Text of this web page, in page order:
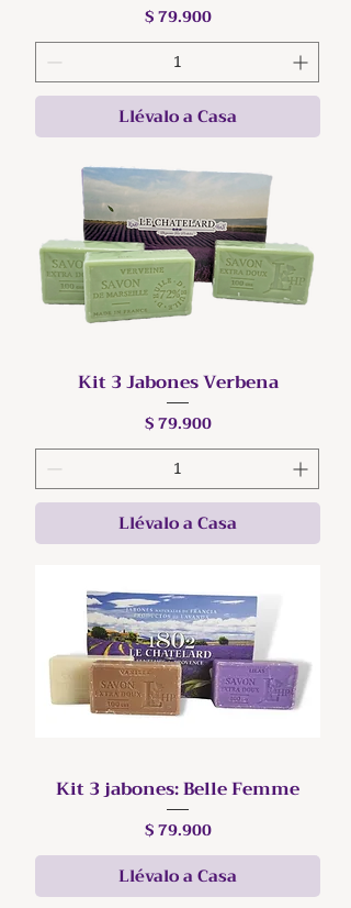
Precio
$ 79.900
Llévalo a Casa
Kit 3 Jabones Verbena
Precio
$ 79.900
Llévalo a Casa
Kit 3 jabones: Belle Femme
Precio
$ 79.900
Llévalo a Casa